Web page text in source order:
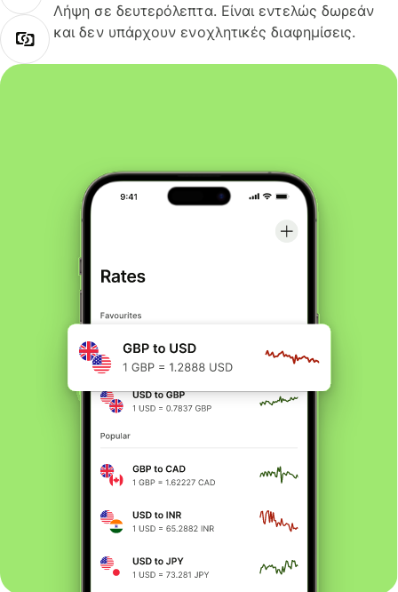
Λήψη σε δευτερόλεπτα. Είναι εντελώς δωρεάν
και δεν υπάρχουν ενοχλητικές διαφημίσεις.